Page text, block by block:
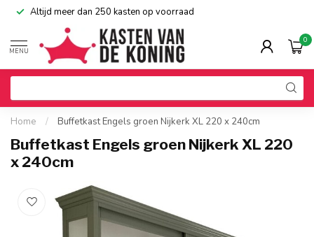
Altijd meer dan 250 kasten op voorraad
MENU
0
Home / Buffetkast Engels groen Nijkerk XL 220 x 240cm
Buffetkast Engels groen Nijkerk XL 220
x 240cm